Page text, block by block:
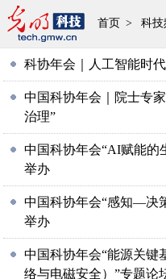
首页 > 科技
科协年会｜人工智能时
中国科协年会｜院士专
治理”
中国科协年会“AI赋能的
举办
中国科协年会“感知—决
举办
中国科协年会“能源关键
络与电磁安全）”专题论